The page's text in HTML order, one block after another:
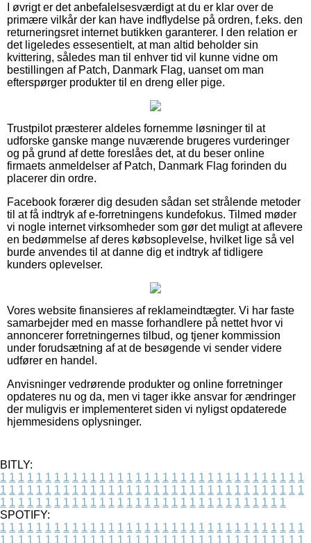
I øvrigt er det anbefalelsesværdigt at du er klar over de
primære vilkår der kan have indflydelse på ordren, f.eks. den
returneringsret internet butikken garanterer. I den relation er
det ligeledes essesentielt, at man altid beholder sin
kvittering, således man til enhver tid vil kunne vidne om
bestillingen af Patch, Danmark Flag, uanset om man
efterspørger produkter til en dreng eller pige.
Trustpilot præsterer aldeles fornemme løsninger til at
udforske ganske mange nuværende brugeres vurderinger
og på grund af dette foreslåes det, at du beser online
firmaets anmeldelser af Patch, Danmark Flag forinden du
placerer din ordre.
Facebook forærer dig desuden sådan set strålende metoder
til at få indtryk af e-forretningens kundefokus. Tilmed møder
vi nogle internet virksomheder som gør det muligt at aflevere
en bedømmelse af deres købsoplevelse, hvilket lige så vel
burde anvendes til at danne dig et indtryk af tidligere
kunders oplevelser.
Vores website finansieres af reklameindtægter. Vi har faste
samarbejder med en masse forhandlere på nettet hvor vi
annoncerer forretningernes tilbud, og tjener kommission
under forudsætning af at de besøgende vi sender videre
udfører en handel.
Anvisninger vedrørende produkter og online forretninger
opdateres nu og da, men vi tager ikke ansvar for ændringer
der muligvis er implementeret siden vi nyligst opdaterede
hjemmesidens oplysninger.
BITLY:
1 1 1 1 1 1 1 1 1 1 1 1 1 1 1 1 1 1 1 1 1 1 1 1 1 1 1 1 1 1 1 1 1 1
1 1 1 1 1 1 1 1 1 1 1 1 1 1 1 1 1 1 1 1 1 1 1 1 1 1 1 1 1 1 1 1 1 1
1 1 1 1 1 1 1 1 1 1 1 1 1 1 1 1 1 1 1 1 1 1 1 1 1 1 1 1 1 1 1 1
SPOTIFY:
1 1 1 1 1 1 1 1 1 1 1 1 1 1 1 1 1 1 1 1 1 1 1 1 1 1 1 1 1 1 1 1 1 1
1 1 1 1 1 1 1 1 1 1 1 1 1 1 1 1 1 1 1 1 1 1 1 1 1 1 1 1 1 1 1 1 1 1